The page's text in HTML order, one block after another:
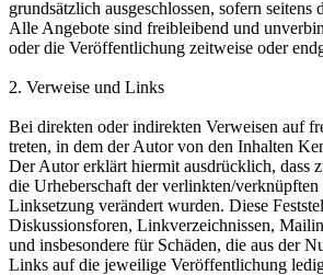
grundsätzlich ausgeschlossen, sofern
Alle Angebote sind freibleibend und
oder die Veröffentlichung zeitweise oder
2. Verweise und Links
Bei direkten oder indirekten Verweisen auf
treten, in dem der Autor von den Inhalten
Der Autor erklärt hiermit ausdrücklich, dass
die Urheberschaft der verlinkten/
Linksetzung verändert wurden. Diese
Diskussionsforen, Linkverzeichnissen,
und insbesondere für Schäden, die aus der
Links auf die jeweilige Veröffentlichung